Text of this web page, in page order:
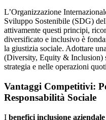
L’Organizzazione
Sviluppo Sostenibile (SDG)
attivamente questi principi,
diversificato e inclusivo è
la giustizia sociale. Adottare
(Diversity, Equity & Inclusion)
strategia e nelle operazioni
Vantaggi Competitivi:
Responsabilità Sociale
I benefici inclusione aziendale